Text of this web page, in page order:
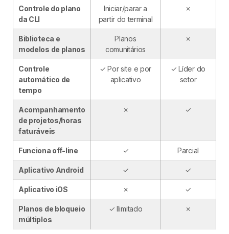
Controle do plano
da CLI
Iniciar/parar a
partir do terminal
✗
Biblioteca e
modelos de planos
Planos
comunitários
✗
Controle
automático de
tempo
✓ Por site e por
aplicativo
✓ Líder do
setor
Acompanhamento
de projetos/horas
faturáveis
✗ ✓
Funciona off-line ✓ Parcial
Aplicativo Android ✓ ✓
Aplicativo iOS ✗ ✓
Planos de bloqueio
múltiplos
✓ Ilimitado ✗